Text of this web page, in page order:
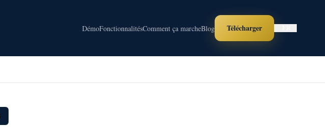
DémoFonctionnalitésComment ça marcheBlog Télécharger